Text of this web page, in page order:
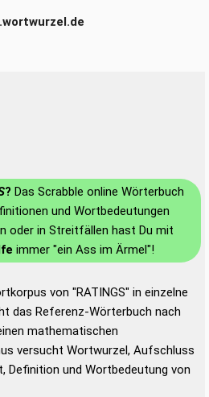
? Das Scrabble online Wörterbuch
und Wortbedeutungen
oder in Streitfällen hast Du mit
immer "ein Ass im Ärmel"!
von "RATINGS" in einzelne
das Referenz-Wörterbuch nach
mathematischen
versucht Wortwurzel, Aufschluss
Definition und Wortbedeutung von